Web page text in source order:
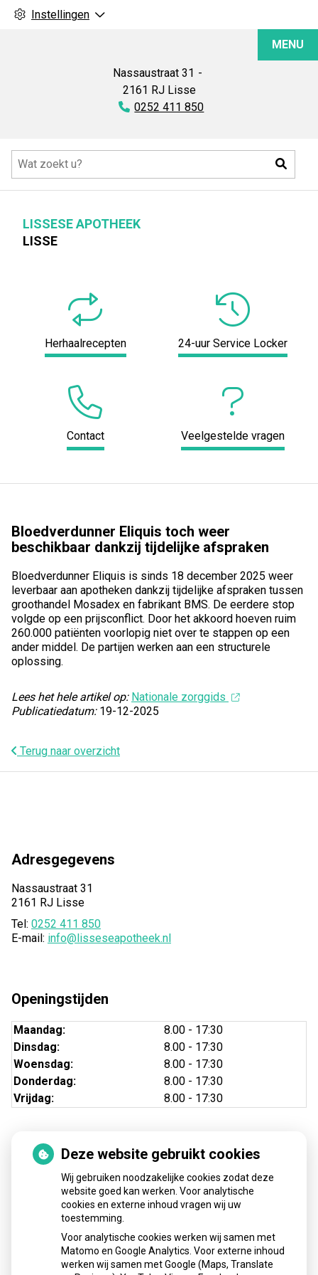
Instellingen
Nassaustraat 31
2161 RJ Lisse
Tel:
0252 411 850
MENU
LISSESE APOTHEEK
LISSE
Herhaalrecepten 24-uur Service Locker
Contact Veelgestelde vragen
Bloedverdunner Eliquis toch weer
beschikbaar dankzij tijdelijke afspraken
Bloedverdunner Eliquis is sinds 18 december 2025 weer
leverbaar aan apotheken dankzij tijdelijke afspraken tussen
groothandel Mosadex en fabrikant BMS. De eerdere stop
volgde op een prijsconflict. Door het akkoord hoeven ruim
260.000 patiënten voorlopig niet over te stappen op een
ander middel. De partijen werken aan een structurele
oplossing.
Lees het hele artikel op: Nationale zorggids
Publicatiedatum: 19-12-2025
Terug naar overzicht
Adresgegevens
Nassaustraat 31
2161 RJ Lisse
Tel: 0252 411 850
E-mail: info@lisseseapotheek.nl
Openingstijden
Maandag:
8.00 - 17:30
Dinsdag:
8.00 - 17:30
Woensdag:
8.00 - 17:30
Donderdag:
8.00 - 17:30
Vrijdag:
8.00 - 17:30
Nieuws
Sinds huisartsen afslankmedicijnen mogen voorschrijven,
neemt gebruik toe
Schurft sinds corona geen vergeten ziekte meer: aantal
uitbraken fors gestegen
Stoppen met afslankmedicijnen betekent zonder
Deze website gebruikt cookies
Wij gebruiken noodzakelijke cookies zodat deze
website goed kan werken. Voor analytische
cookies en externe inhoud vragen wij uw
toestemming.
Voor analytische cookies werken wij samen met
Matomo en Google Analytics. Voor externe inhoud
werken wij samen met Google (Maps, Translate